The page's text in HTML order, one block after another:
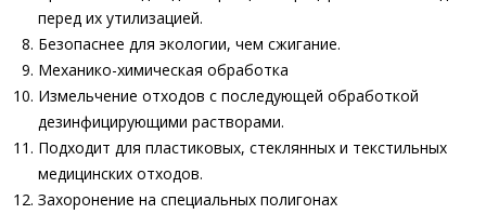
перед их утилизацией.
Безопаснее для экологии, чем сжигание.
Механико-химическая обработка
Измельчение отходов с последующей обработкой
дезинфицирующими растворами.
Подходит для пластиковых, стеклянных и текстильных
медицинских отходов.
Захоронение на специальных полигонах